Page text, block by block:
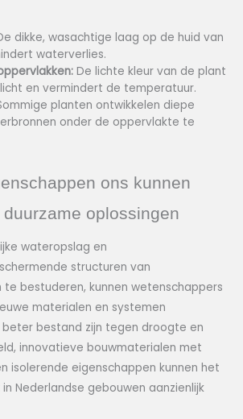
dikke, wasachtige laag op de huid van
waterverlies.
De lichte kleur van de plant
en vermindert de temperatuur.
planten ontwikkelen diepe
onder de oppervlakte te
ons kunnen
oplossingen
wateropslag en
structuren van
bestuderen, kunnen wetenschappers
materialen en systemen
beter bestand zijn tegen droogte en
innovatieve bouwmaterialen met
isolerende eigenschappen kunnen het
Nederlandse gebouwen aanzienlijk